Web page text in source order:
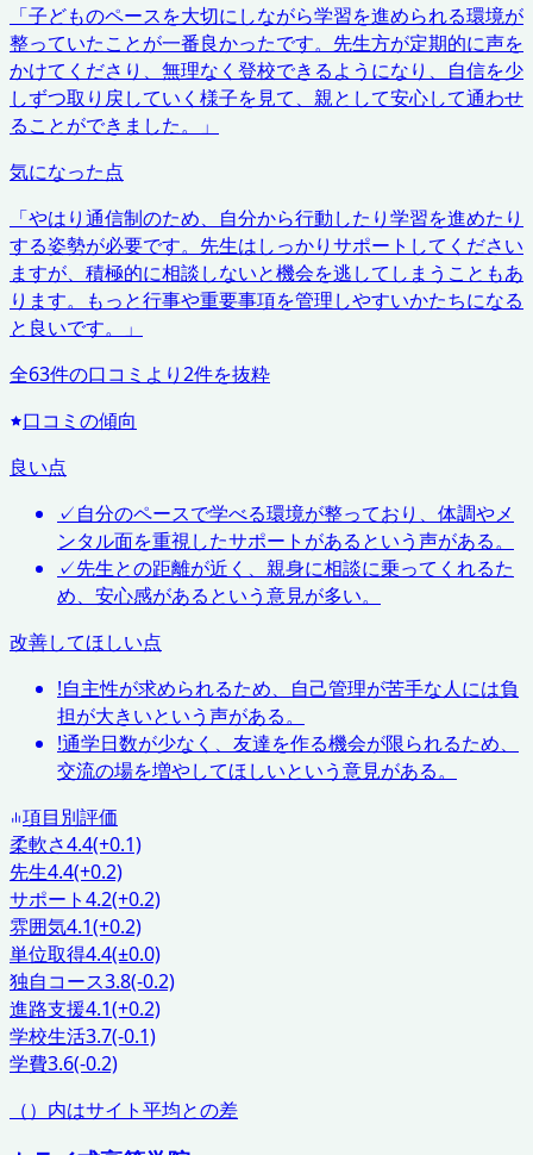
「子どものペースを大切にしながら学習を進められる環境が
整っていたことが一番良かったです。先生方が定期的に声を
かけてくださり、無理なく登校できるようになり、自信を少
しずつ取り戻していく様子を見て、親として安心して通わせ
ることができました。
」
気になった点
「やはり通信制のため、自分から行動したり学習を進めたり
する姿勢が必要です。先生はしっかりサポートしてください
ますが、積極的に相談しないと機会を逃してしまうこともあ
ります。もっと行事や重要事項を管理しやすいかたちになる
と良いです。
」
全63件の口コミより2件を抜粋
口コミの傾向
良い点
✓自分のペースで学べる環境が整っており、体調やメ
ンタル面を重視したサポートがあるという声がある。
✓先生との距離が近く、親身に相談に乗ってくれるた
め、安心感があるという意見が多い。
改善してほしい点
!自主性が求められるため、自己管理が苦手な人には負
担が大きいという声がある。
!通学日数が少なく、友達を作る機会が限られるため、
交流の場を増やしてほしいという意見がある。
項目別評価
柔軟さ4.4(+0.1)
先生4.4(+0.2)
サポート4.2(+0.2)
雰囲気4.1(+0.2)
単位取得4.4(±0.0)
独自コース3.8(-0.2)
進路支援4.1(+0.2)
学校生活3.7(-0.1)
学費3.6(-0.2)
（）内はサイト平均との差